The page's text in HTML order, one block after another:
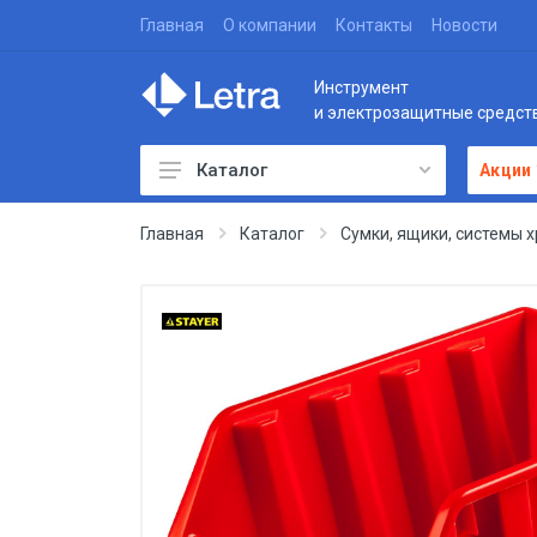
Главная О компании Контакты Новости
Инструмент
и электрозащитные
Каталог Акции
Главная Каталог Сумки, ящики, системы